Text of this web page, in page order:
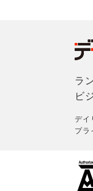
ラ
ビ
デイ
プラ